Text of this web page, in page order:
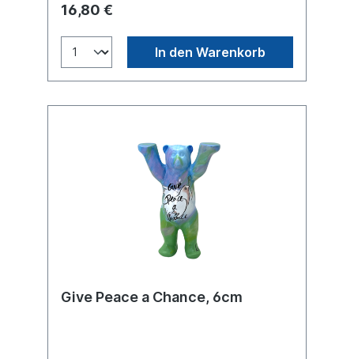
16,80 €
In den Warenkorb
Give Peace a Chance, 6cm